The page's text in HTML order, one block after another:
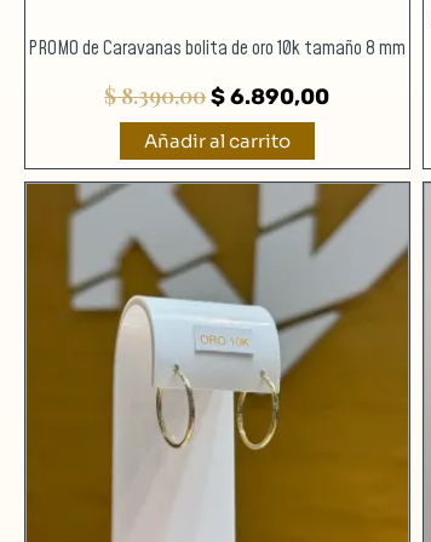
PROMO de Caravanas bolita de oro 10k tamaño 8 mm
$8.390,00$6.890,00
Añadir al carrito